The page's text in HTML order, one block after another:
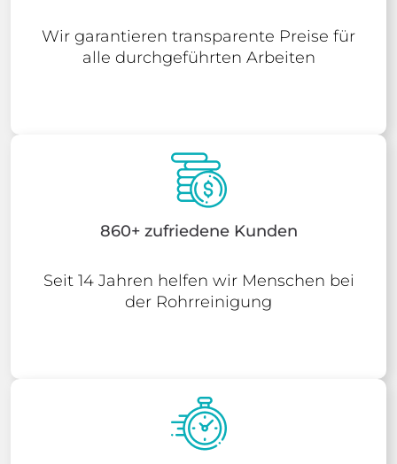
Wir garantieren transparente Preise für
alle durchgeführten Arbeiten
860+ zufriedene Kunden
Seit 14 Jahren helfen wir Menschen bei
der Rohrreinigung